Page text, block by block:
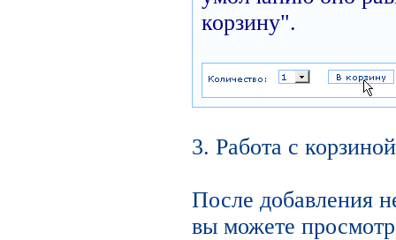
корзину".
3. Работа с корзиной
После добавления
вы можете